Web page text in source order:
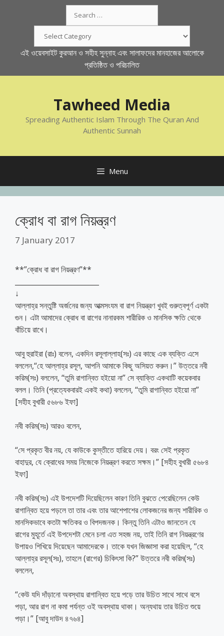
for:
এই ওয়েবসাইট কুরআন ও সহীহ সুন্নাহ এবং সালাফদের মানহাজের আলোকে
প্রতিষ্ঠিত ও পরিচালিত
Tawheed Media
Spreading Authentic Islam Through The Quran And
Authentic Sunnah
Menu
ক্রোধ বা রাগ নিয়ন্ত্রণ
7 January 2017
**”ক্রোধ বা রাগ নিয়ন্ত্রণ”**
↓
আল্লাহ্‌র সন্তুষ্টি অর্জনের জন্য আত্মসংযম বা রাগ নিয়ন্ত্রণ খুবই গুরুত্বপূর্ণ একটা
গুন। এটা আমাদের ক্রোধ বা রাগের নানারকম শারীরিক ও মানসিক ক্ষতি থেকে
বাঁচিয়ে রাখে।
আবু হুরাইরা (রাঃ) বলেন, একদিন রসূলাল্লাহ(সঃ) এর কাছে এক ব্যক্তি এসে
বললেন,“হে আল্লাহ্‌র রসূল, আপনি আমাকে কিছু অসিয়ত করুন।” উত্তরে নবী
করিম(সঃ) বললেন, “তুমি রাগান্বিত হইয়ো না” সে ব্যাক্তি একথাটি কয়েকবার
বলল। তিনি (প্রত্যেকবারই একই কথা) বললেন, “তুমি রাগান্বিত হইয়ো না”
[সহীহ বুখারী ৫৬৮৬ ইফা]
নবী করিম(সঃ) আরও বলেন,
“সে প্রকৃত বীর নয়, যে কাউকে কুস্তীতে হারিয়ে দেয়। বরং সেই প্রকৃত
বাহাদুর, যে ক্রোধের সময় নিজেকে নিয়ন্ত্রণ করতে সক্ষম।” [সহীহ বুখারী ৫৬৮৪
ইফা]
নবী করিম(সঃ) এই উপদেশটি দিয়েছিলেন কারণ তিনি বুঝতে পেরেছিলেন কেউ
রাগান্বিত হয়ে পড়লে তা তার এবং তার আশেপাশের লোকজনের জন্য শারীরিক ও
মানসিকভাবে কতটা ক্ষতিকর ও বিপদজনক। কিন্তু তিনি এটাও জানতেন যে
রাগের মুহূর্তে এই উপদেশটা মেনে চলা এত সহজ নয়, তাই তিনি রাগ নিয়ন্ত্রণের
উপায়ও শিখিয়ে দিয়েছেন আমাদেরকে। তাকে যখন জিজ্ঞাসা করা হয়েছিল, “হে
আল্লাহ্‌র রসূল(সঃ), তাহলে (রাগের) চিকিৎসা কি?” উত্তরে নবী করিম(সঃ)
বললেন,
“কেউ যদি দাঁড়ানো অবস্থায় রাগান্বিত হয়ে পড়ে তার উচিত সাথে সাথে বসে
পড়া, আর রাগ না কমা পর্যন্ত ওই অবস্থায় থাকা। অন্যথায় তার উচিত শুয়ে
পড়া।” [আবু দাউদ ৪৭৬৪]